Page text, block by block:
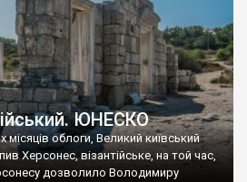
ЮНЕСКО
місяців облоги, Великий київський
Херсонес, візантійське, на той час,
дозволило Володимиру